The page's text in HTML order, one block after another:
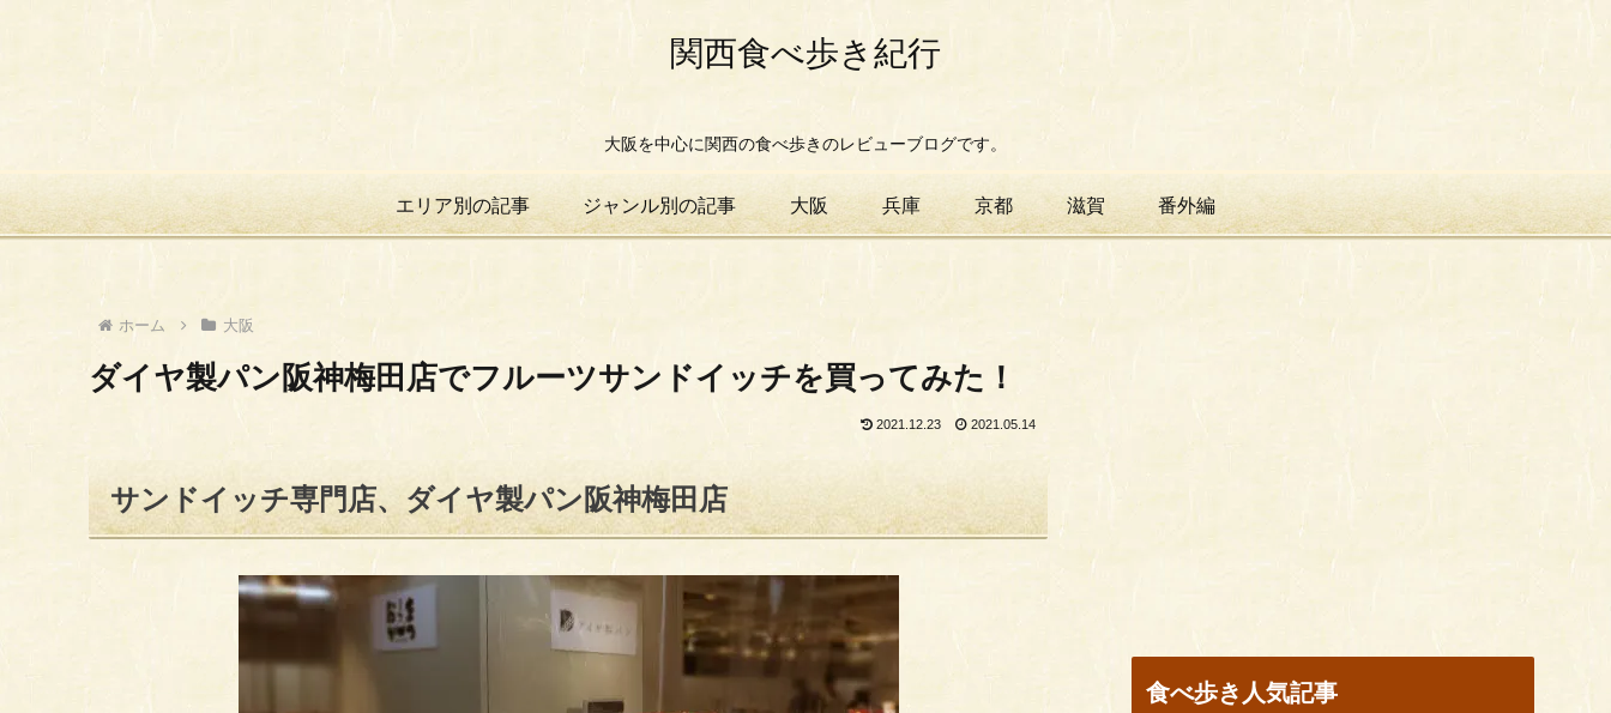
関西食べ歩き紀行
大阪を中心に関西の食べ歩きのレビューブログです。
エリア別の記事 ジャンル別の記事 大阪 兵庫 京都 滋賀 番外編
ホーム 大阪
ダイヤ製パン阪神梅田店でフルーツサンドイッチを買ってみた！
2021.12.23 2021.05.14
サンドイッチ専門店、ダイヤ製パン阪神梅田店
食べ歩き人気記事